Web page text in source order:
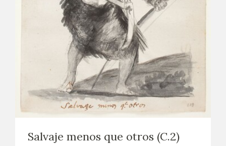
Salvaje menos que otros (C.2)